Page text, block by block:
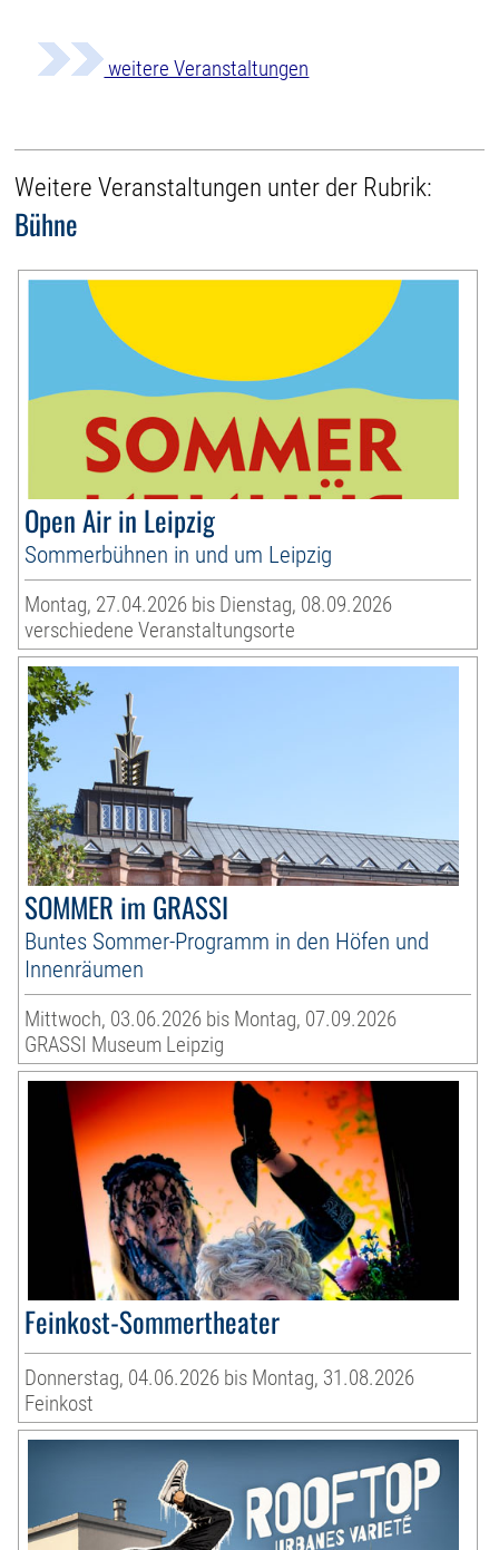
weitere Veranstaltungen
Weitere Veranstaltungen unter der Rubrik:
Bühne
Open Air in Leipzig
Sommerbühnen in und um Leipzig
Montag, 27.04.2026 bis Dienstag, 08.09.2026
verschiedene Veranstaltungsorte
SOMMER im GRASSI
Buntes Sommer-Programm in den Höfen und
Innenräumen
Mittwoch, 03.06.2026 bis Montag, 07.09.2026
GRASSI Museum Leipzig
Feinkost-Sommertheater
Donnerstag, 04.06.2026 bis Montag, 31.08.2026
Feinkost